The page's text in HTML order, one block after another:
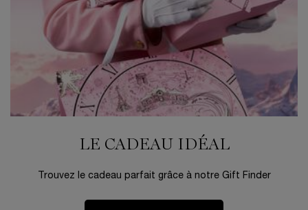
LE CADEAU IDÉAL
Trouvez le cadeau parfait grâce à notre Gift Finder